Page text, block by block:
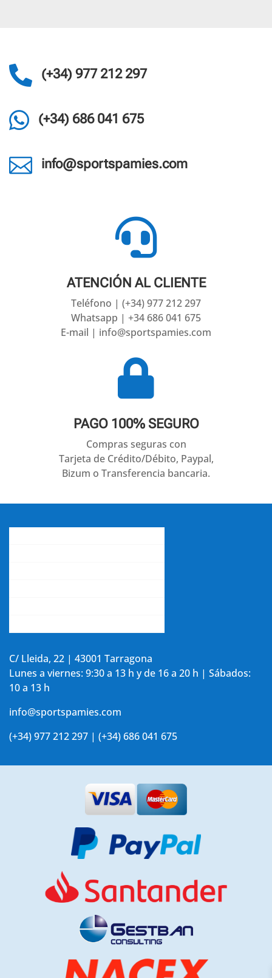
 (+34) 977 212 297
 (+34) 686 041 675
 info@sportspamies.com

ATENCIÓN AL CLIENTE
Teléfono | (+34) 977 212 297
Whatsapp | +34 686 041 675
E-mail | info@sportspamies.com

PAGO 100% SEGURO
Compras seguras con
Tarjeta de Crédito/Débito, Paypal,
Bizum o Transferencia bancaria.
C/ Lleida, 22 | 43001 Tarragona
Lunes a viernes: 9:30 a 13 h y de 16 a 20 h | Sábados:
10 a 13 h
info@sportspamies.com
(+34) 977 212 297 | (+34) 686 041 675